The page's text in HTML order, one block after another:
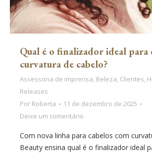
Qual é o finalizador ideal para
curvatura de cabelo?
Assessoria de imprensa, Beleza, Clientes,
Releases
Por Roberta
11 de dezembro de 2025
Deixe um comentário
Com nova linha para cabelos com
Beauty ensina qual é o finalizador ideal